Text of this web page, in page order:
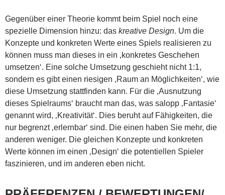
Gegenüber einer Theorie kommt beim Spiel noch eine
spezielle Dimension hinzu: das kreative Design. Um die
Konzepte und konkreten Werte eines Spiels realisieren zu
können muss man dieses in ein ‚konkretes Geschehen
umsetzen‘. Eine solche Umsetzung geschieht nicht 1:1,
sondern es gibt einen riesigen ‚Raum an Möglichkeiten‘, wie
diese Umsetzung stattfinden kann. Für die ‚Ausnutzung
dieses Spielraums‘ braucht man das, was salopp ‚Fantasie‘
genannt wird, ‚Kreativität‘. Dies beruht auf Fähigkeiten, die
nur begrenzt ‚erlernbar‘ sind. Die einen haben Sie mehr, die
anderen weniger. Die gleichen Konzepte und konkreten
Werte können im einen ‚Design‘ die potentiellen Spieler
faszinieren, und im anderen eben nicht.